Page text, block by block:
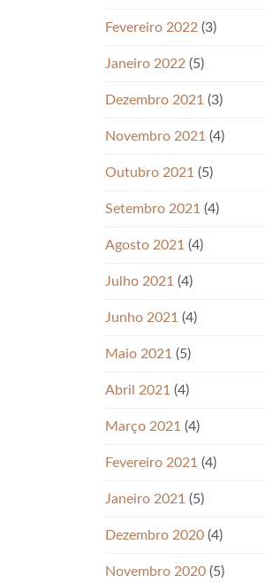
Fevereiro 2022 (3)
Janeiro 2022 (5)
Dezembro 2021 (3)
Novembro 2021 (4)
Outubro 2021 (5)
Setembro 2021 (4)
Agosto 2021 (4)
Julho 2021 (4)
Junho 2021 (4)
Maio 2021 (5)
Abril 2021 (4)
Março 2021 (4)
Fevereiro 2021 (4)
Janeiro 2021 (5)
Dezembro 2020 (4)
Novembro 2020 (5)